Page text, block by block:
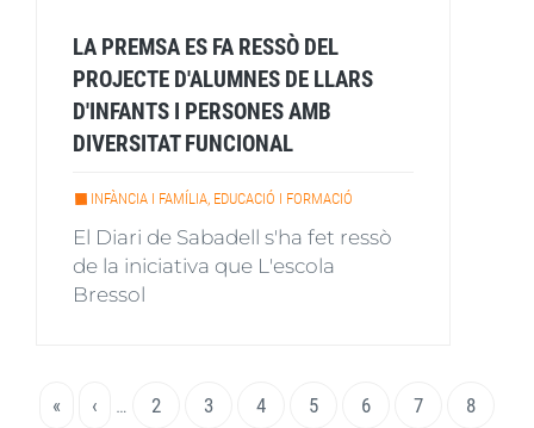
LA PREMSA ES FA RESSÒ DEL
PROJECTE D'ALUMNES DE LLARS
D'INFANTS I PERSONES AMB
DIVERSITAT FUNCIONAL
INFÀNCIA I FAMÍLIA, EDUCACIÓ I FORMACIÓ
El Diari de Sabadell s'ha fet ressò
de la iniciativa que L'escola
Bressol
Paginació
Primera
«
Pàgina
‹ … Page
2 Page
3 Page
4 Page
5
Pàgina
6 Page
7 Page
8